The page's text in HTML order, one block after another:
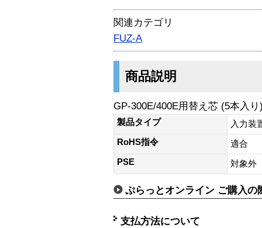
関連カテゴリ
FUZ-A
商品説明
GP-300E/400E用替え芯 (5本入り
製品タイプ
入力装
RoHS指令
適合
PSE
対象外
ぷらっとオンライン ご購入の
支払方法について